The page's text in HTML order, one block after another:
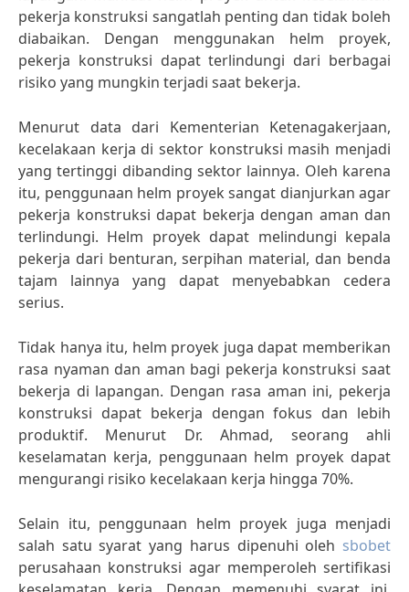
pekerja konstruksi sangatlah penting dan tidak boleh
diabaikan. Dengan menggunakan helm proyek,
pekerja konstruksi dapat terlindungi dari berbagai
risiko yang mungkin terjadi saat bekerja.
Menurut data dari Kementerian Ketenagakerjaan,
kecelakaan kerja di sektor konstruksi masih menjadi
yang tertinggi dibanding sektor lainnya. Oleh karena
itu, penggunaan helm proyek sangat dianjurkan agar
pekerja konstruksi dapat bekerja dengan aman dan
terlindungi. Helm proyek dapat melindungi kepala
pekerja dari benturan, serpihan material, dan benda
tajam lainnya yang dapat menyebabkan cedera
serius.
Tidak hanya itu, helm proyek juga dapat memberikan
rasa nyaman dan aman bagi pekerja konstruksi saat
bekerja di lapangan. Dengan rasa aman ini, pekerja
konstruksi dapat bekerja dengan fokus dan lebih
produktif. Menurut Dr. Ahmad, seorang ahli
keselamatan kerja, penggunaan helm proyek dapat
mengurangi risiko kecelakaan kerja hingga 70%.
Selain itu, penggunaan helm proyek juga menjadi
salah satu syarat yang harus dipenuhi oleh sbobet
perusahaan konstruksi agar memperoleh sertifikasi